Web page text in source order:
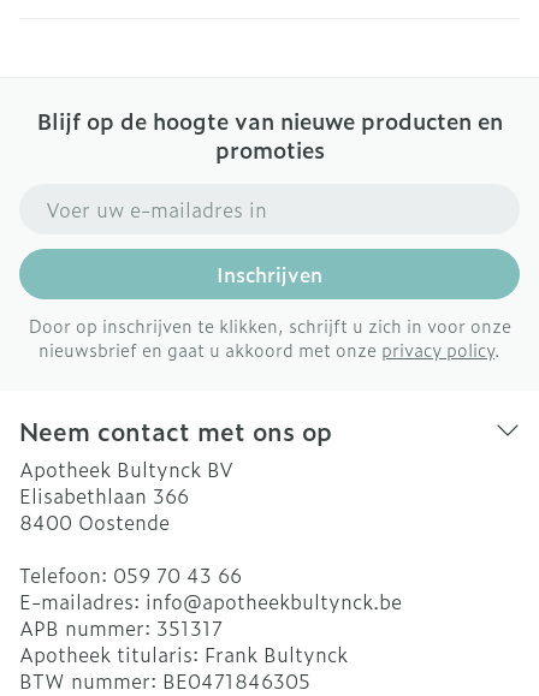
Blijf op de hoogte van nieuwe producten en
promoties
Inschrijven
Door op inschrijven te klikken, schrijft u zich in voor onze
nieuwsbrief en gaat u akkoord met onze privacy policy.
Neem contact met ons op
Apotheek Bultynck BV
Elisabethlaan 366
8400 Oostende
Telefoon: 059 70 43 66
E-mailadres: info@apotheekbultynck.be
APB nummer: 351317
Apotheek titularis: Frank Bultynck
BTW nummer: BE0471846305